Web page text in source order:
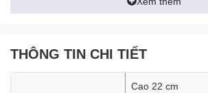
THÔNG TIN CHI TIẾT
Cao 22 cm